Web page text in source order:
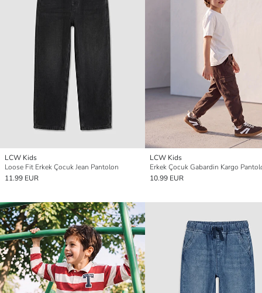
LCW Kids
Loose Fit Erkek Çocuk Jean Pantolon
11.99 EUR
LCW Kids
Erkek Çocuk Gabardin Kargo
10.99 EUR